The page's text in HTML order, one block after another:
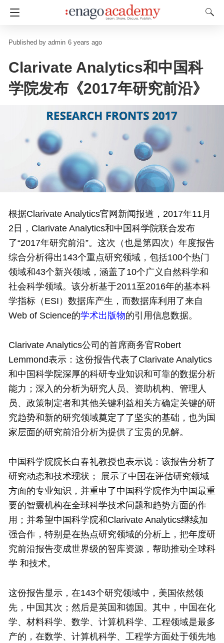
admin 6 years ago
Clarivate Analytics和中国科
学院发布《2017年研究前沿》
根据Clarivate Analytics官网新闻报道，2017年11月
2日，Clarivate Analytics和中国科学院联合发布
了“2017年研究前沿”。这次（也是第四次）年度报告
综合分析得出143个重点研究领域，包括100个热门
领域和43个新兴领域，涵盖了10个广义自然科学和
社会科学领域。该分析基于2011至2016年的基本科
学指标（ESI）数据库产生，而数据库利用了来自
Web of Science的学术出版物的引用信息数据。
Clarivate Analytics公司的首席商务官Robert
Lemmond表示：这份报告代表了Clarivate Analytics
和中国科学院深厚的科研专业知识和可靠的数据分析
能力；深入的分析为研究人员、资助机构、管理人
员、政策制定者和其他关键利益相关方确定关键的研
究趋势和新的研究领域奠定了了坚实的基础，也为国
家层面的研究前沿分析为提供了宝贵的见解。
中国科学院院长白春礼教授也表示说：该报告分析了
研究动态和技术现状； 展示了中国在评估研究领域
方面的专业知识，并重申了中国科学院作为中国最重
要的智囊机构在全球科学技术问题和趋势方面的作
用；并希望中国科学院和Clarivate Analytics继续加
强合作，特别是在热点研究领域的分析上，把年度研
究前沿报告变成世界级的智库资源，帮助推动全球科
学 和技术。
这份报告显示，在143个研究领域中，美国依然领
先，中国其次；然后是英国和德国。其中，中国在化
学、材料科学、数学、计算机科学、工程领域是最多
产的，在数学、计算机科学、工程学方面处于领先地